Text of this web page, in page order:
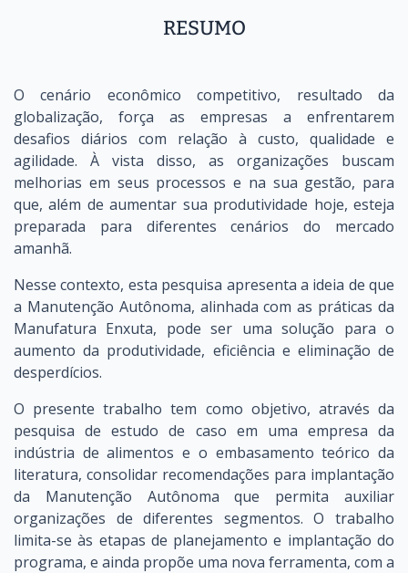
RESUMO
O cenário econômico competitivo, resultado da
globalização, força as empresas a enfrentarem
desafios diários com relação à custo, qualidade e
agilidade. À vista disso, as organizações buscam
melhorias em seus processos e na sua gestão, para
que, além de aumentar sua produtividade hoje, esteja
preparada para diferentes cenários do mercado
amanhã.
Nesse contexto, esta pesquisa apresenta a ideia de que
a Manutenção Autônoma, alinhada com as práticas da
Manufatura Enxuta, pode ser uma solução para o
aumento da produtividade, eficiência e eliminação de
desperdícios.
O presente trabalho tem como objetivo, através da
pesquisa de estudo de caso em uma empresa da
indústria de alimentos e o embasamento teórico da
literatura, consolidar recomendações para implantação
da Manutenção Autônoma que permita auxiliar
organizações de diferentes segmentos. O trabalho
limita-se às etapas de planejamento e implantação do
programa, e ainda propõe uma nova ferramenta, com a